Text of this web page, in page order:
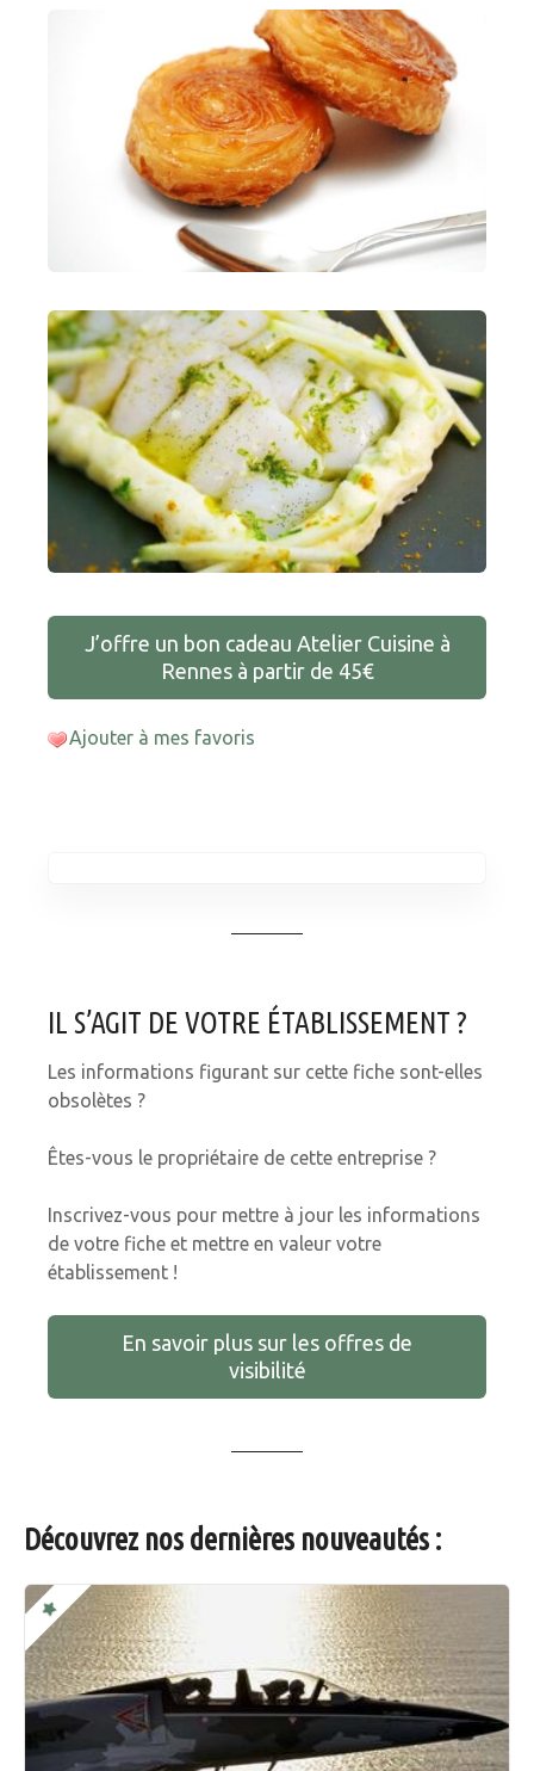
J’offre un bon cadeau Atelier Cuisine à
Rennes à partir de 45€
Ajouter à mes favoris
IL S’AGIT DE VOTRE ÉTABLISSEMENT ?
Les informations figurant sur cette fiche sont-elles
obsolètes ?
Êtes-vous le propriétaire de cette entreprise ?
Inscrivez-vous pour mettre à jour les informations
de votre fiche et mettre en valeur votre
établissement !
En savoir plus sur les offres de
visibilité
Découvrez nos dernières nouveautés :